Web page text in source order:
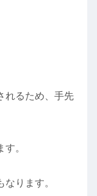
れるため、手先
。
なります。